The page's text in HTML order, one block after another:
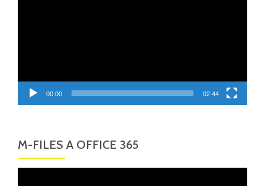
00:00 02:44
M-FILES A OFFICE 365